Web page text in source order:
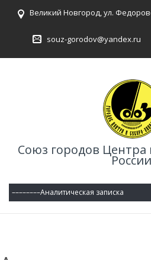
Великий Новгород, ул.
souz-gorodov@yandex.ru
Союз городов Центра